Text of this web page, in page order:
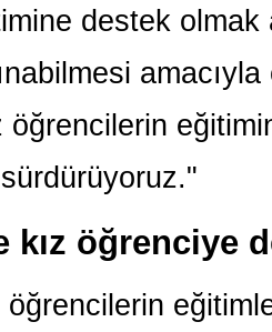
destek olmak
öğrencilerin
sürdürüyoruz."
kız öğrenciye
öğrencilerin